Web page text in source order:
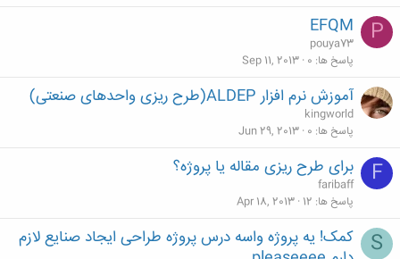
P
EFQM
pouya73
پاسخ ها 0
Sep 11, 2013
آموزش نرم افزار ALDEP(طرح ریزی واحدهای صنعتی)
kingworld
پاسخ ها 0
Jun 29, 2013
F برای طرح ریزی مقاله یا پروژه؟
faribaff
پاسخ ها 12
Apr 18, 2013
S
کمک! یه پروژه واسه درس پروژه طراحی ایجاد صنایع لازم